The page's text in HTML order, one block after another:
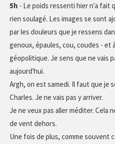
5h - Le poids ressenti hier n'a fait
rien soulagé. Les images se sont
par les douleurs que je ressens
genoux, épaules, cou, coudes - et
géopolitique. Je sens que ne vais
aujourd'hui.
Argh, on est samedi. Il faut que je
Charles. Je ne vais pas y arriver.
Je ne veux pas aller méditer. Cela
de vent dehors.
Une fois de plus, comme souvent